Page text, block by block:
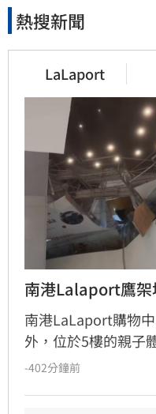
熱搜新聞
LaLaport
南港Lalaport鷹架
南港LaLaport購物
外，位於5樓的親子
未固定妥當，導致
-402分鐘前